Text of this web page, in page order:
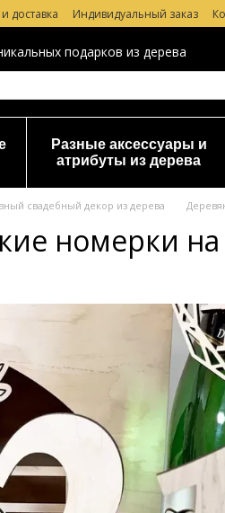
доставка Индивидуальный заказ
о магазине
подарков из дерева
Разные аксессуары и
атрибуты из дерева
свадебный декор из дерева
номерки на